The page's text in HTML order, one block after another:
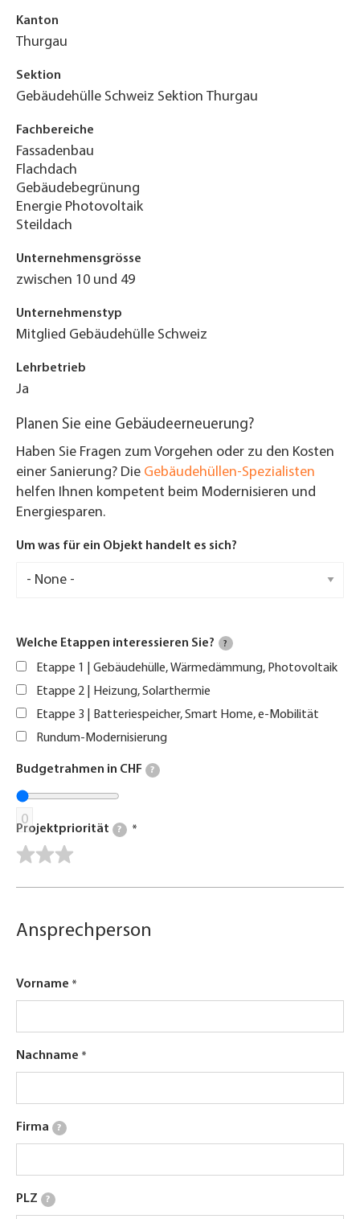
Kanton
Thurgau
Sektion
Gebäudehülle Schweiz Sektion Thurgau
Fachbereiche
Fassadenbau
Flachdach
Gebäudebegrünung
Energie Photovoltaik
Steildach
Unternehmensgrösse
zwischen 10 und 49
Unternehmenstyp
Mitglied Gebäudehülle Schweiz
Lehrbetrieb
Ja
Planen Sie eine Gebäudeerneuerung?
Haben Sie Fragen zum Vorgehen oder zu den Kosten
einer Sanierung? Die Gebäudehüllen-Spezialisten
helfen Ihnen kompetent beim Modernisieren und
Energiesparen.
Um was für ein Objekt handelt es sich?
Welche Etappen interessieren Sie? ?
Etappe 1 | Gebäudehülle, Wärmedämmung, Photovoltaik
Etappe 2 | Heizung, Solarthermie
Etappe 3 | Batteriespeicher, Smart Home, e-Mobilität
Rundum-Modernisierung
Budgetrahmen in CHF ?
0
Projektpriorität ?
Ansprechperson
Vorname
Nachname
Firma ?
PLZ ?